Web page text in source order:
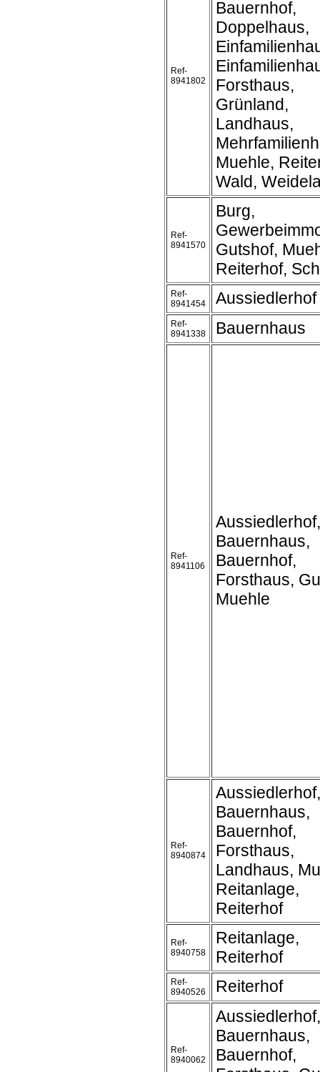
Ref-
8941802
Bauernhof,
Doppelhaus,
Forsthaus,
Grünland,
Landhaus,
Muehle,
Wald,
Ref-
8941570
Burg,
Gutshof,
Reiterhof,
Ref-
8941454
Aussiedlerhof
Ref-
8941338
Bauernhaus
Ref-
8941106
Aussiedlerhof,
Bauernhaus,
Bauernhof,
Forsthaus,
Muehle
Ref-
8940874
Aussiedlerhof,
Bauernhaus,
Bauernhof,
Forsthaus,
Landhaus,
Reitanlage,
Reiterhof
Ref-
8940758
Reitanlage,
Reiterhof
Ref-
8940526
Reiterhof
Ref-
8940062
Aussiedlerhof,
Bauernhaus,
Bauernhof,